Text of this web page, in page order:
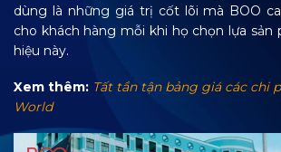
dùng là những giá trị cốt lõi mà BOO
cho khách hàng mỗi khi họ chọn lựa sản
hiệu này.
Xem thêm: Tất tần tận bảng giá các chi
World